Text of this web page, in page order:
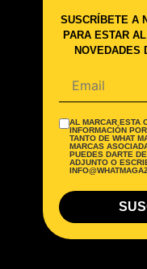
SUSCRÍBETE A
PARA ESTAR
NOVEDADES
AL MARCAR ESTA
INFORMACIÓN
TANTO DE WHAT
MARCAS
PUEDES DARTE
ADJUNTO O